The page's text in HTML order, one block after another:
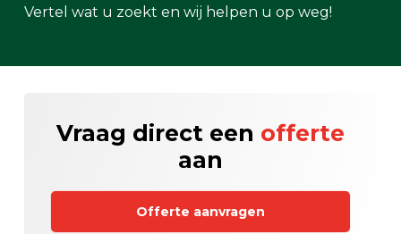
Vertel wat u zoekt en wij helpen u op weg!
Vraag direct een offerte
aan
Offerte aanvragen